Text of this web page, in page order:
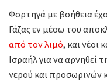
Φορτηγά με βοήθεια
Γάζας εν μέσω του
από τον λιμό, και νέοι
Ισραήλ για να
νερού και προσωρινών